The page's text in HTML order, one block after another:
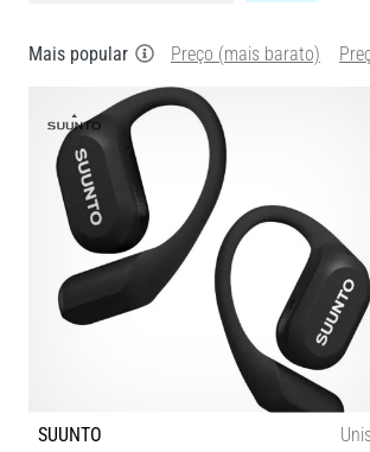
Mais popular Preço (mais barato)
SUUNTO